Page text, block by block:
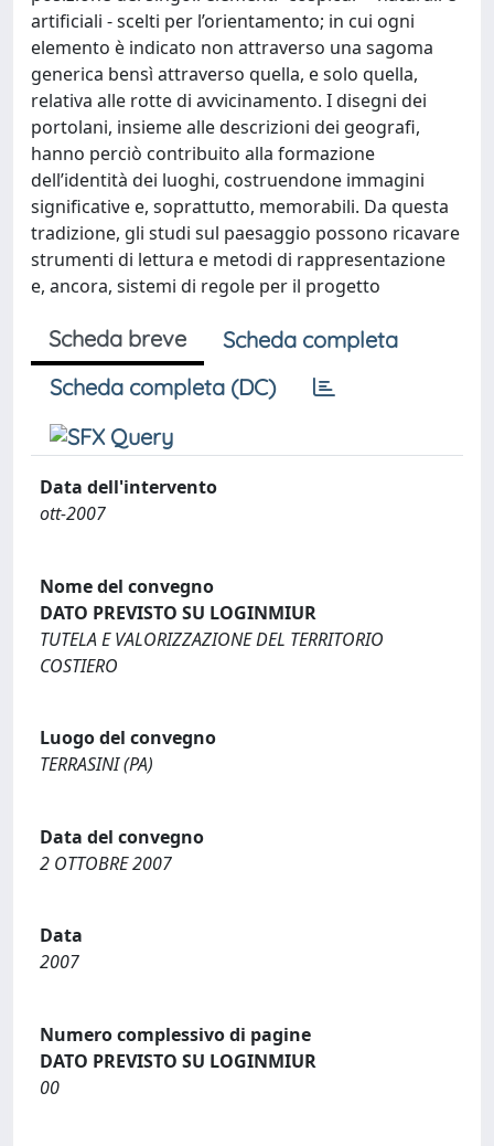
artificiali - scelti per l’orientamento; in cui ogni
elemento è indicato non attraverso una sagoma
generica bensì attraverso quella, e solo quella,
relativa alle rotte di avvicinamento. I disegni dei
portolani, insieme alle descrizioni dei geografi,
hanno perciò contribuito alla formazione
dell’identità dei luoghi, costruendone immagini
significative e, soprattutto, memorabili. Da questa
tradizione, gli studi sul paesaggio possono ricavare
strumenti di lettura e metodi di rappresentazione
e, ancora, sistemi di regole per il progetto
Scheda breve
Scheda completa
Scheda completa (DC)
Data dell'intervento
ott-2007
Nome del convegno
DATO PREVISTO SU LOGINMIUR
TUTELA E VALORIZZAZIONE DEL TERRITORIO
COSTIERO
Luogo del convegno
TERRASINI (PA)
Data del convegno
2 OTTOBRE 2007
Data
2007
Numero complessivo di pagine
DATO PREVISTO SU LOGINMIUR
00